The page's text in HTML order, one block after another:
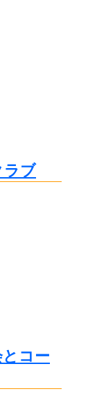
ラブ
とコー